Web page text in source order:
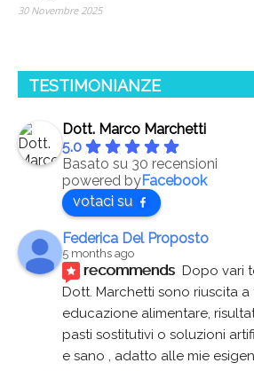
30 Novembre 2025
TESTIMONIANZE
Dott. Marco Marchetti
5.0
Basato su 30 recensioni
powered byFacebook
votaci su
Federica Del Proposto
5 months ago
recommends Dopo vari
Dott. Marchetti sono riuscita a
educazione alimentare,
pasti sostitutivi o soluzioni
e sano , adatto alle mie